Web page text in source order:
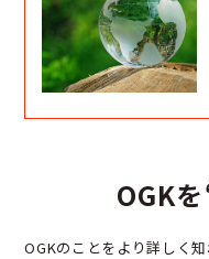
OGK
OGKのことをより詳しく